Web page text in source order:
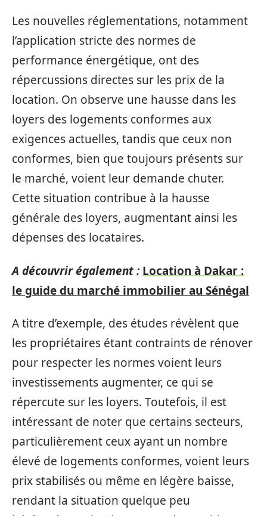
Les nouvelles réglementations, notamment
l’application stricte des normes de
performance énergétique, ont des
répercussions directes sur les prix de la
location. On observe une hausse dans les
loyers des logements conformes aux
exigences actuelles, tandis que ceux non
conformes, bien que toujours présents sur
le marché, voient leur demande chuter.
Cette situation contribue à la hausse
générale des loyers, augmentant ainsi les
dépenses des locataires.
A découvrir également : Location à Dakar :
le guide du marché immobilier au Sénégal
A titre d’exemple, des études révèlent que
les propriétaires étant contraints de rénover
pour respecter les normes voient leurs
investissements augmenter, ce qui se
répercute sur les loyers. Toutefois, il est
intéressant de noter que certains secteurs,
particulièrement ceux ayant un nombre
élevé de logements conformes, voient leurs
prix stabilisés ou même en légère baisse,
rendant la situation quelque peu